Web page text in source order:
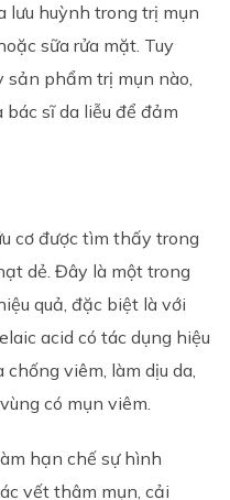
lưu huỳnh trong trị mụn
sữa rửa mặt. Tuy
sản phẩm trị mụn nào,
sĩ da liễu để đảm
cơ được tìm thấy trong
dẻ. Đây là một trong
quả, đặc biệt là với
acid có tác dụng hiệu
viêm, làm dịu da,
có mụn viêm.
hạn chế sự hình
vết thâm mụn, cải